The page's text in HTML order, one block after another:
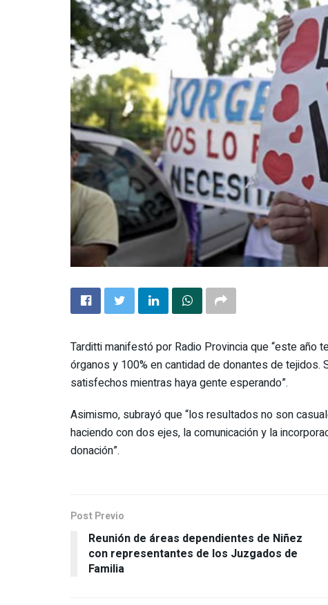
Tarditti manifestó por Radio Provincia que “este año
órganos y 100% en cantidad de donantes de
satisfechos mientras haya gente esperando”.
Asimismo, subrayó que “los resultados no son
haciendo con dos ejes, la comunicación y la
donación”.
Post Previo
Reunión de áreas dependientes de Niñez
con representantes de los Juzgados de
Familia